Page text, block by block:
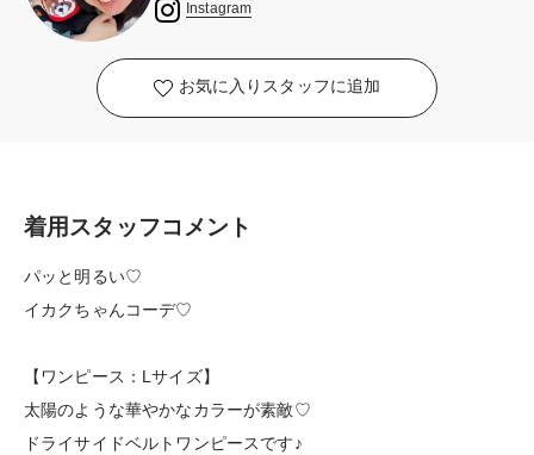
Instagram
お気に入りスタッフに追加
着用スタッフコメント
パッと明るい♡
イカクちゃんコーデ♡
【ワンピース：Lサイズ】
太陽のような華やかなカラーが素敵♡
ドライサイドベルトワンピースです♪